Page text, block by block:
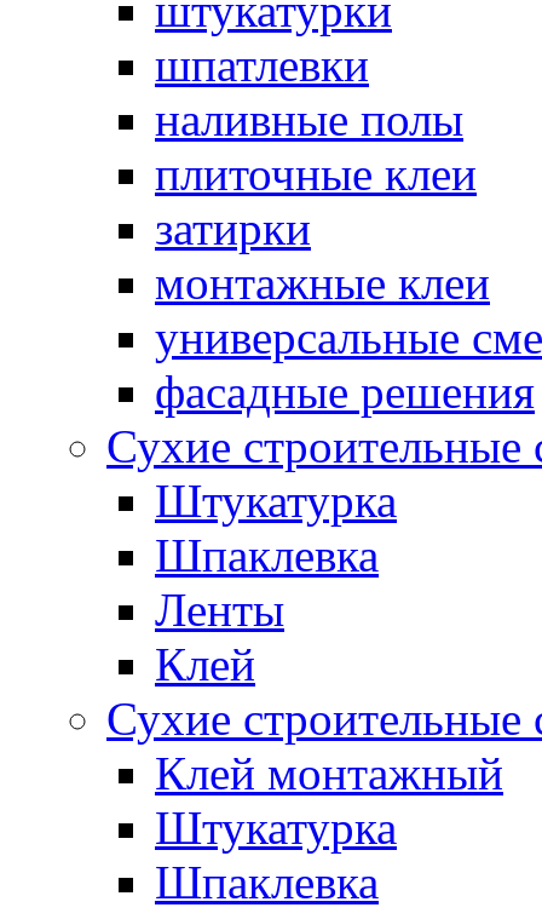
шпатлевки
наливные полы
плиточные клеи
затирки
монтажные клеи
универсальные
фасадные решения
Сухие
Штукатурка
Шпаклевка
Ленты
Клей
Сухие
Клей монтажный
Штукатурка
Шпаклевка